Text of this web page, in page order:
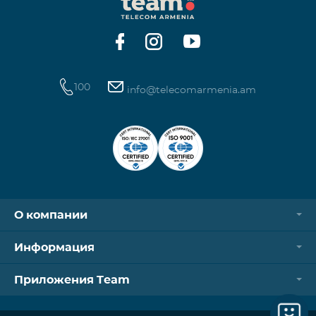
Контроллер Aqara Hub M3 Освещение — 3 зоны
100 info@telecomarmenia.am
О компании
Информация
Приложения Team